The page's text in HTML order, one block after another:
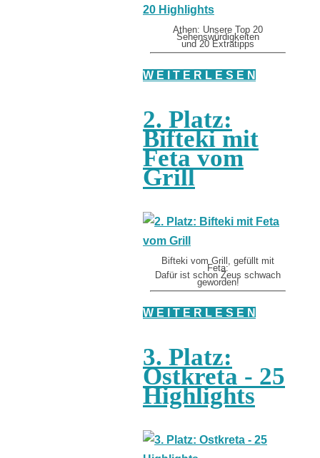
Athen: Unsere Top 20
Sehenswürdigkeiten
und 20 Extratipps
W E I T E R L E S E N
2. Platz:
Bifteki mit
Feta vom
Grill
Bifteki vom Grill, gefüllt mit
Feta:
Dafür ist schon Zeus schwach
geworden!
W E I T E R L E S E N
3. Platz:
Ostkreta - 25
Highlights